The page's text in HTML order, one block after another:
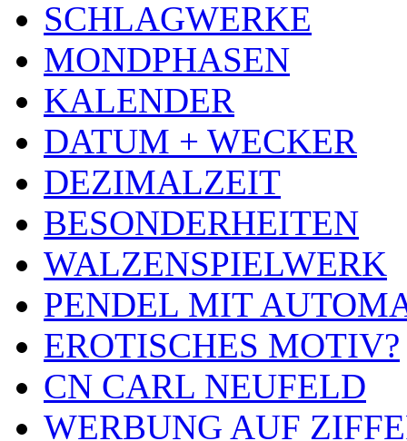
SCHLAGWERKE
MONDPHASEN
KALENDER
DATUM + WECKER
DEZIMALZEIT
BESONDERHEITEN
WALZENSPIELWERK
PENDEL MIT
EROTISCHES MOTIV?
CN CARL NEUFELD
WERBUNG AUF